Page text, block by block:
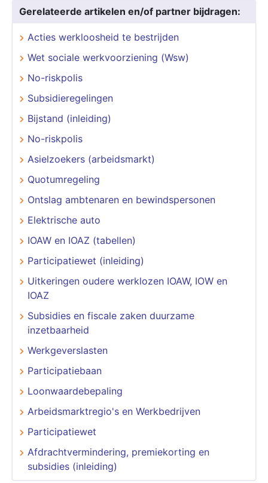
Gerelateerde artikelen en/of partner bijdragen:
Acties werkloosheid te bestrijden
Wet sociale werkvoorziening (Wsw)
No-riskpolis
Subsidieregelingen
Bijstand (inleiding)
No-riskpolis
Asielzoekers (arbeidsmarkt)
Quotumregeling
Ontslag ambtenaren en bewindspersonen
Elektrische auto
IOAW en IOAZ (tabellen)
Participatiewet (inleiding)
Uitkeringen oudere werklozen IOAW, IOW en
IOAZ
Subsidies en fiscale zaken duurzame
inzetbaarheid
Werkgeverslasten
Participatiebaan
Loonwaardebepaling
Arbeidsmarktregio's en Werkbedrijven
Participatiewet
Afdrachtvermindering, premiekorting en
subsidies (inleiding)